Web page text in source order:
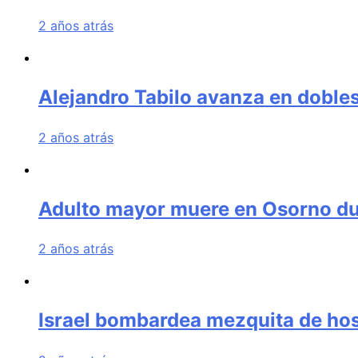
2 años atrás
Alejandro Tabilo avanza en
2 años atrás
Adulto mayor muere en Osorno
2 años atrás
Israel bombardea mezquita de